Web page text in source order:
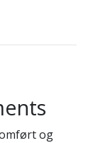
og